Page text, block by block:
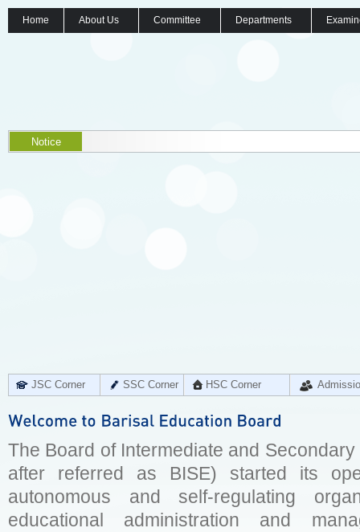
Home About Us Committee Departments
Notice
JSC Corner SSC Corner HSC Corner
The Board of Intermediate and
after referred as BISE) started its
autonomous and self-regulating
educational administration and